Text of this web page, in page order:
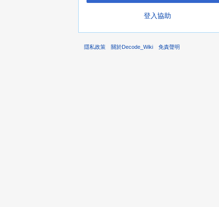
登入協助
隱私政策 關於Decode_Wiki 免責聲明